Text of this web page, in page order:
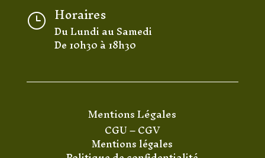
} Horaires
Du Lundi au Samedi
De 10h30 à 18h30
Mentions Légales
CGU–CGV
Mentions légales